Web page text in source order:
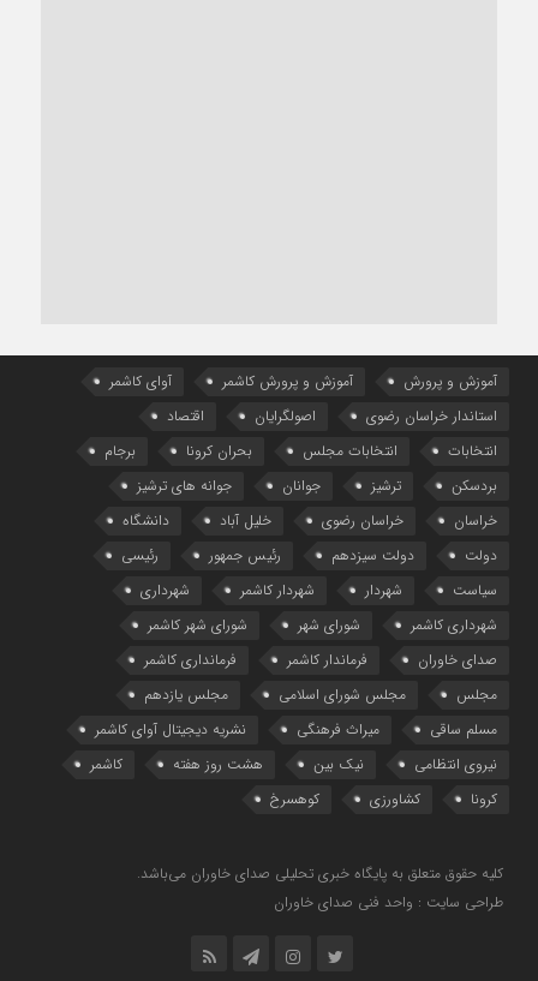
آموزش و پرورش آموزش و پرورش کاشمر
آوای کاشمر
استاندار خراسان رضوی
اصولگرایان
اقتصاد
انتخابات
انتخابات مجلس بحران کرونا
برجام
بردسکن
ترشیز جوانان
جوانه های ترشیز
خراسان
خراسان رضوی خلیل آباد
دانشگاه
دولت
دولت سیزدهم رئیس جمهور
رئیسی
سیاست
شهردار شهردار کاشمر
شهرداری
شهرداری کاشمر
شورای شهر
شورای شهر کاشمر
صدای خاوران
فرماندار کاشمر
فرمانداری کاشمر
مجلس
مجلس شورای اسلامی
مجلس یازدهم
مسلم ساقی
میراث فرهنگی
نشریه دیجیتال آوای کاشمر
نیروی انتظامی
نیک بین هشت روز هفته
کاشمر
کرونا
کشاورزی کوهسرخ
کلیه حقوق متعلق به پایگاه خبری تحلیلی صدای خاوران می‌باشد.
طراحی سایت : واحد فنی صدای خاوران